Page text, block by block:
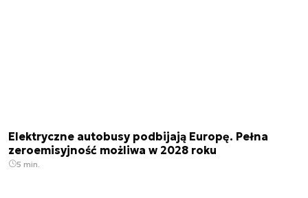
Elektryczne autobusy podbijają Europę. Pełna
zeroemisyjność możliwa w 2028 roku
5 min.